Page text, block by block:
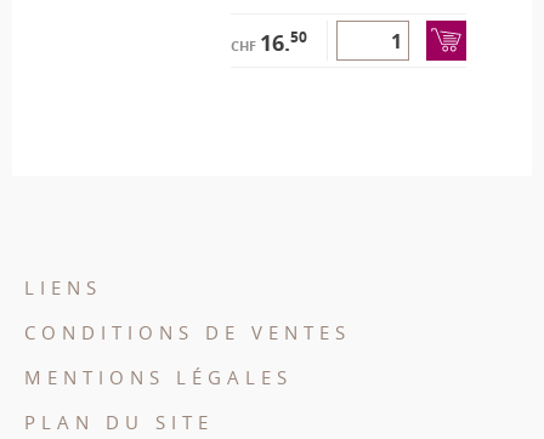
CHF 16.50
LIENS
CONDITIONS DE VENTES
MENTIONS LÉGALES
PLAN DU SITE